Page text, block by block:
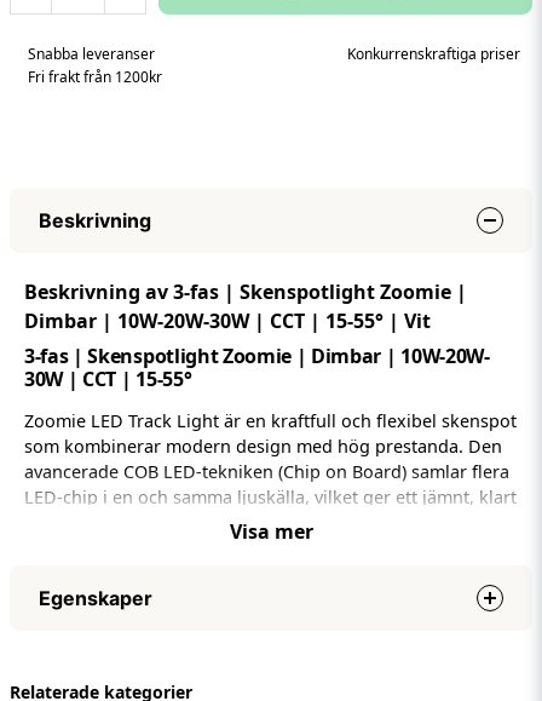
Snabba leveranser
Konkurrenskraftiga priser
Fri frakt från 1200kr
Beskrivning
Beskrivning av 3-fas | Skenspotlight Zoomie |
Dimbar | 10W-20W-30W | CCT | 15-55° | Vit
3-fas | Skenspotlight Zoomie | Dimbar | 10W-20W-
30W | CCT | 15-55°
Zoomie LED Track Light är en kraftfull och flexibel skenspot
som kombinerar modern design med hög prestanda. Den
avancerade COB LED-tekniken (Chip on Board) samlar flera
LED-chip i en och samma ljuskälla, vilket ger ett jämnt, klart
ljus med utmärkt färgåtergivning och hög ljusstyrka.
armaturen enkelt in i alla typer av miljöer. Tack vare flera
justerbara inställningar kan belysningen skräddarsys exakt
naturligt – idealiskt för butiker, showrooms, gallerier och
Visa mer
Egenskaper
Nätspänning (volt)
Relaterade kategorier